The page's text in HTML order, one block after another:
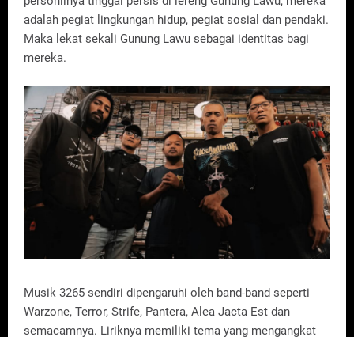
adalah pegiat lingkungan hidup, pegiat sosial dan pendaki.
Maka lekat sekali Gunung Lawu sebagai identitas bagi
mereka.
Musik 3265 sendiri dipengaruhi oleh band-band seperti
Warzone, Terror, Strife, Pantera, Alea Jacta Est dan
semacamnya. Liriknya memiliki tema yang mengangkat